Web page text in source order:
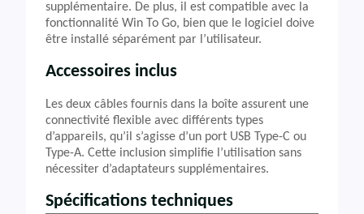
supplémentaire. De plus, il est compatible avec la
fonctionnalité Win To Go, bien que le logiciel doive
être installé séparément par l’utilisateur.
Accessoires inclus
Les deux câbles fournis dans la boîte assurent une
connectivité flexible avec différents types
d’appareils, qu’il s’agisse d’un port USB Type-C ou
Type-A. Cette inclusion simplifie l’utilisation sans
nécessiter d’adaptateurs supplémentaires.
Spécifications techniques